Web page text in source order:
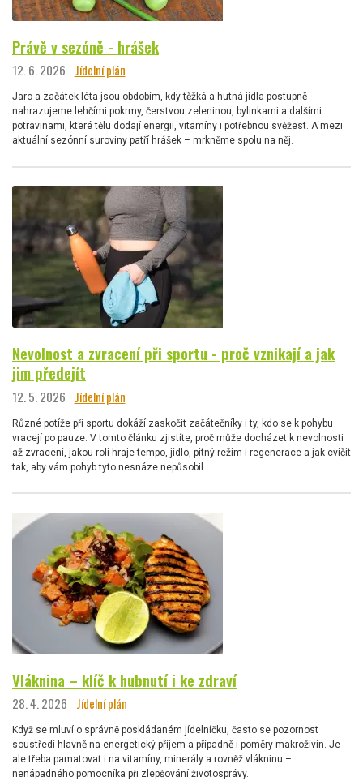
Právě v sezóně - hrášek
12. 6. 2026 Jídelní plán
Jaro a začátek léta jsou obdobím, kdy těžká a hutná jídla postupně
nahrazujeme lehčími pokrmy, čerstvou zeleninou, bylinkami a dalšími
potravinami, které tělu dodají energii, vitamíny i potřebnou svěžest. A mezi
aktuální sezónní suroviny patří hrášek – mrkněme spolu na něj.
Nevolnost a zvracení při sportu - proč vznikají a jak
jim předejít
12. 5. 2026 Jídelní plán
Různé potíže při sportu dokáží zaskočit začátečníky i ty, kdo se k pohybu
vracejí po pauze. V tomto článku zjistíte, proč může docházet k nevolnosti
až zvracení, jakou roli hraje tempo, jídlo, pitný režim i regenerace a jak cvičit
tak, aby vám pohyb tyto nesnáze nepůsobil.
Vláknina – klíč k hubnutí i ke zdraví
28. 4. 2026 Jídelní plán
Když se mluví o správně poskládaném jídelníčku, často se pozornost
soustředí hlavně na energetický příjem a případně i poměry makroživin. Je
ale třeba pamatovat i na vitamíny, minerály a rovněž vlákninu –
nenápadného pomocníka při zlepšování životosprávy.